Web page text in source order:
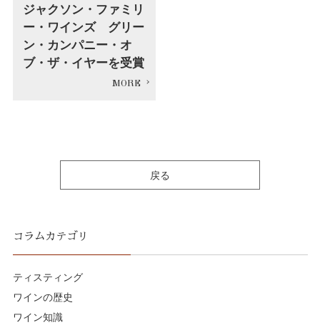
ジャクソン・ファミリ
ー・ワインズ グリー
ン・カンパニー・オ
ブ・ザ・イヤーを受賞
戻る
コラムカテゴリ
ティスティング
ワインの歴史
ワイン知識